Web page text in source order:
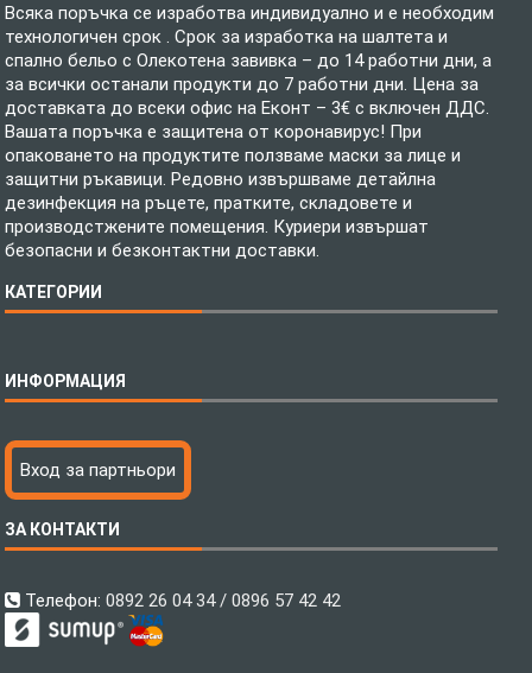
Всяка поръчка се изработва индивидуално и е необходим
технологичен срок . Срок за изработка на шалтета и
спално бельо с Олекотена завивка – до 14 работни дни, а
за всички останали продукти до 7 работни дни. Цена за
доставката до всеки офис на Еконт – 3€ с включен ДДС.
Вашата поръчка е защитена от коронавирус! При
опаковането на продуктите ползваме маски за лице и
защитни ръкавици. Редовно извършваме детайлна
дезинфекция на ръцете, пратките, складовете и
производстжените помещения. Куриери извършат
безопасни и безконтактни доставки.
КАТЕГОРИИ
Бебешки спални комплекти
Тениски с пълноцветен печат
Хавлиени кърпи
Пончо за водни спортове
Микрофибърни Велурени Кърпи
Детски пончота
Тениски
ИНФОРМАЦИЯ
Технология на печатане
Файлове за печат
Как да поръчам?
С какво сме различни?
Контакти
Общи Условия
Вход за партньори
ЗА КОНТАКТИ
Телефон:0892 26 04 34 / 0896 57 42 42